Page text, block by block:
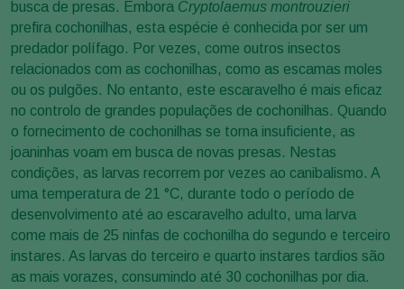
busca de presas. Embora Cryptolaemus montrouzieri
prefira cochonilhas, esta espécie é conhecida por ser um
predador polífago. Por vezes, come outros insectos
relacionados com as cochonilhas, como as escamas moles
ou os pulgões. No entanto, este escaravelho é mais eficaz
no controlo de grandes populações de cochonilhas. Quando
o fornecimento de cochonilhas se torna insuficiente, as
joaninhas voam em busca de novas presas. Nestas
condições, as larvas recorrem por vezes ao canibalismo. A
uma temperatura de 21 °C, durante todo o período de
desenvolvimento até ao escaravelho adulto, uma larva
come mais de 25 ninfas de cochonilha do segundo e terceiro
instares. As larvas do terceiro e quarto instares tardios são
as mais vorazes, consumindo até 30 cochonilhas por dia.